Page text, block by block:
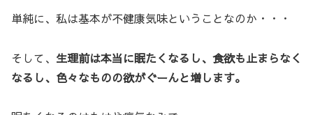
単純に、私は基本が不健康気味ということなのか・・・
そして、 生理前は本当に眠たくなるし、食欲も止まらなく
なるし、色々なものの欲がぐーんと増します。